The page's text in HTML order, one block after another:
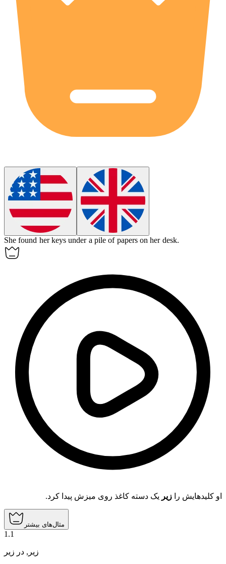
She found her keysunder a pile of papers on her desk.
او کلیدهایش را زیر یک دسته کاغذ روی میزش پیدا کرد.
مثال‌های بیشتر
1 .1
زیر , در زیر